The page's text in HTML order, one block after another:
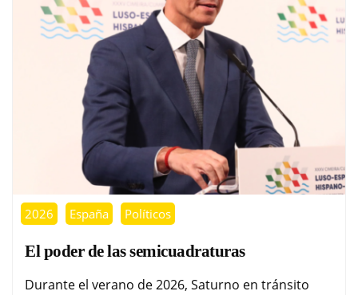
2026 España Políticos
El poder de las semicuadraturas
Durante el verano de 2026, Saturno en tránsito